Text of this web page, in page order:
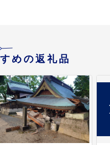
めの返礼品